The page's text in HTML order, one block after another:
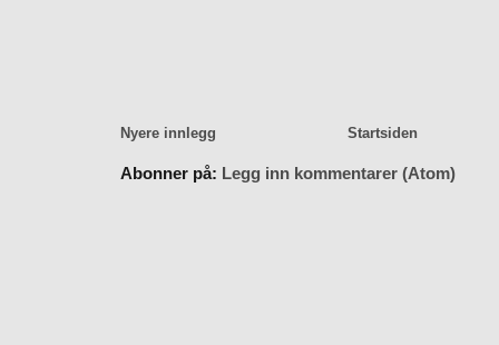
Nyere innlegg Startsiden
Abonner på: Legg inn kommentarer (Atom)